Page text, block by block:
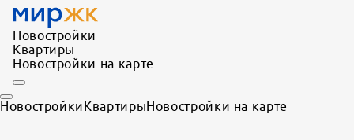
Новостройки
Квартиры
Новостройки на карте
НовостройкиКвартирыНовостройки на карте